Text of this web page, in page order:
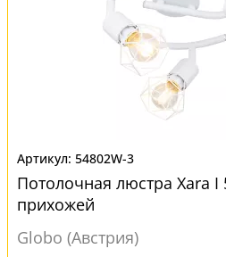
54802W-3
Потолочная люстра Xara I
прихожей
Globo (Австрия)